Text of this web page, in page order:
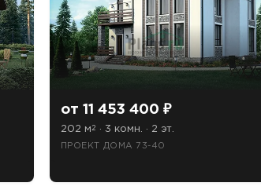
от 11 453 400 ₽
202 м 2 · 3 комн. · 2 эт.
ПРОЕКТ ДОМА 73-40
Звонок